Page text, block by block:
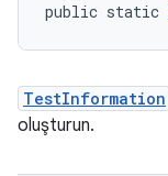
public static
TestInformation
oluşturun.